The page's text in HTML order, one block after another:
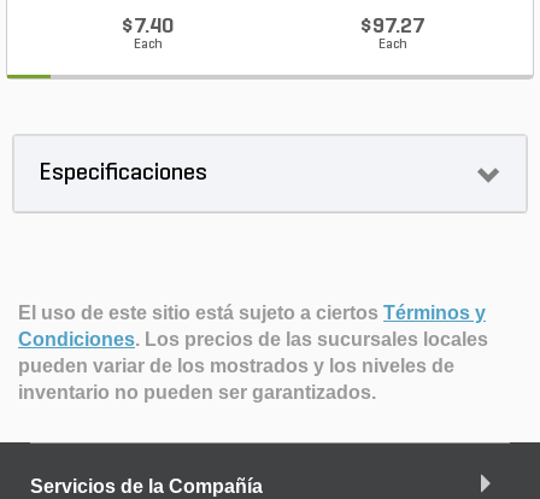
$7.40
Each
$97.27
Each
Especificaciones
El uso de este sitio está sujeto a ciertos Términos y
Condiciones. Los precios de las sucursales locales
pueden variar de los mostrados y los niveles de
inventario no pueden ser garantizados.
Servicios de la Compañía